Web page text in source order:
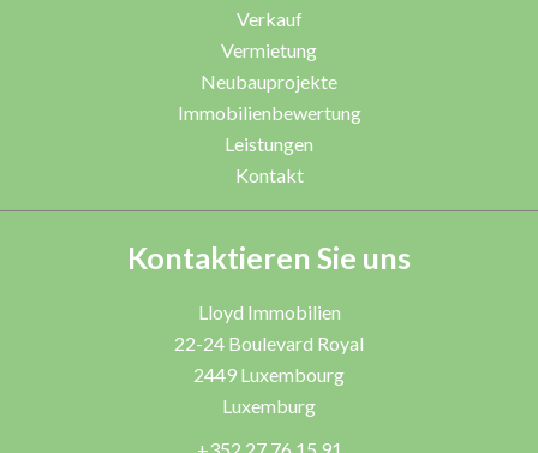
Verkauf
Vermietung
Neubauprojekte
Immobilienbewertung
Leistungen
Kontakt
Kontaktieren Sie uns
Lloyd Immobilien
22-24 Boulevard Royal
2449 Luxembourg
Luxemburg